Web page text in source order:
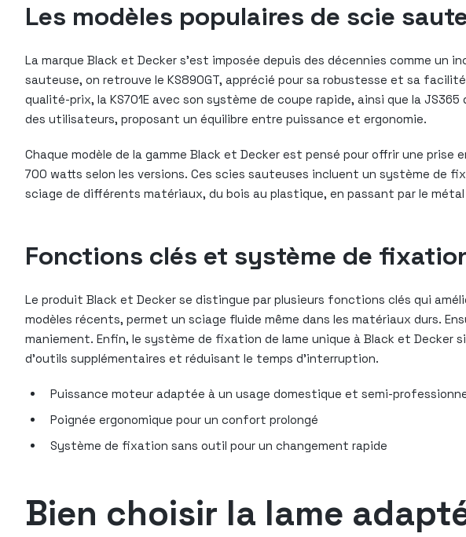
Les modèles populaires de scie
La marque Black et Decker s’est imposée depuis des décennies comme
sauteuse, on retrouve le KS890GT, apprécié pour sa robustesse et sa
qualité-prix, la KS701E avec son système de coupe rapide, ainsi que la
des utilisateurs, proposant un équilibre entre puissance et ergonomie.
Chaque modèle de la gamme Black et Decker est pensé pour offrir une
700 watts selon les versions. Ces scies sauteuses incluent un système de
sciage de différents matériaux, du bois au plastique, en passant par le
Fonctions clés et système de
Le produit Black et Decker se distingue par plusieurs fonctions clés qui
modèles récents, permet un sciage fluide même dans les matériaux durs.
maniement. Enfin, le système de fixation de lame unique à Black et Decker
d’outils supplémentaires et réduisant le temps d’interruption.
Puissance moteur adaptée à un usage domestique et semi-
Poignée ergonomique pour un confort prolongé
Système de fixation sans outil pour un changement rapide
Bien choisir la lame